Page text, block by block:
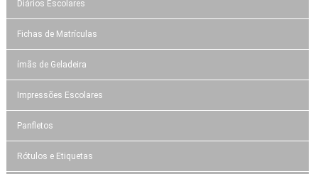
Diários Escolares
Fichas de Matrículas
ímãs de Geladeira
Impressões Escolares
Panfletos
Rótulos e Etiquetas